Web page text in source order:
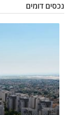
נכסים דומים